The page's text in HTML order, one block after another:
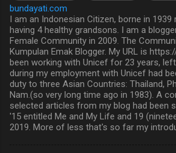
bundayati.com
I am an Indonesian Citizen, borne in
having 4 healthy grandsons. I am a
Female Community in 2009. The
Kumpulan Emak Blogger. My URL is
been working with Unicef for 23 years,
during my employment with Unicef had
duty to three Asian Countries: Thailand,
Nam.(so very long time ago in 1983). A
selected articles from my blog had been
'15 entitled Me and My Life and 19
2019. More of less that's so far my